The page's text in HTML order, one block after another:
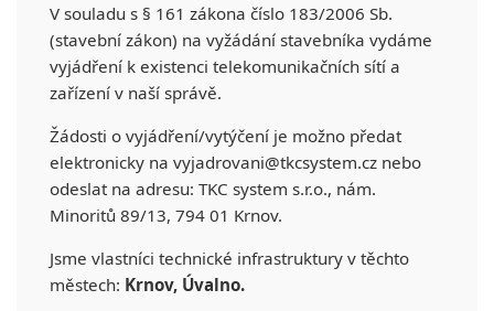
V souladu s § 161 zákona číslo 183/2006 Sb.
(stavební zákon) na vyžádání stavebníka vydáme
vyjádření k existenci telekomunikačních sítí a
zařízení v naší správě.
Žádosti o vyjádření/vytýčení je možno předat
elektronicky na vyjadrovani@tkcsystem.cz nebo
odeslat na adresu: TKC system s.r.o., nám.
Minoritů 89/13, 794 01 Krnov.
Jsme vlastníci technické infrastruktury v těchto
městech: Krnov, Úvalno.